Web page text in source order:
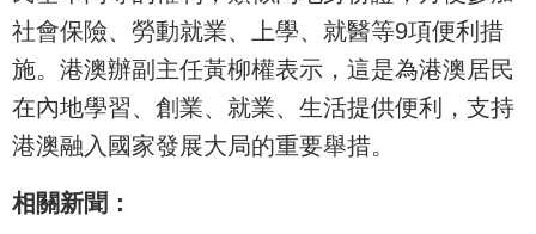
社會保險、勞動就業、上學、就醫等9項便利措
施。港澳辦副主任黃柳權表示，這是為港澳居民
在內地學習、創業、就業、生活提供便利，支持
港澳融入國家發展大局的重要舉措。
相關新聞：